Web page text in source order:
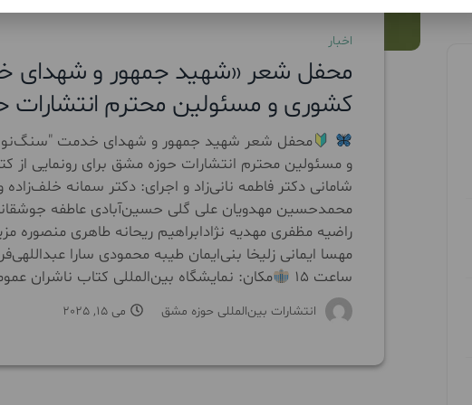
اخبار
محفل شعر «شهید جمهور و شهدای
کشوری و مسئولین محترم
محفل شعر شهید جمهور و شهدای خدمت
و مسئولین محترم انتشارات حوزه مشق برای رونمایی
شامانی دکتر فاطمه نانی‌زاد و اجرای: دکتر سمانه
محمدحسین مهدویان علی گلی حسین‌آبادی عاطفه
راضیه مظفری مهدیه نژادابراهیم ریحانه طاهری منصوره
ساعت ۱۵ مکان: نمایشگاه بین‌المللی کتاب ناشران عمومی درب ۱۷
انتشارات بین‌المللی حوزه مشق می 15, 2025